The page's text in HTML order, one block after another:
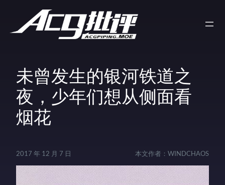
未曾发生的银河铁道之
夜，少年们想从侧面看
烟花
2017 年 12 月 7 日 本文作者： WINDCHAOS